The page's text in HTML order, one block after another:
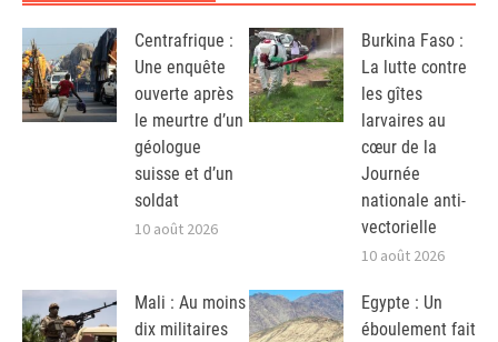
Centrafrique :
Une enquête
ouverte après
le meurtre d’un
géologue
suisse et d’un
soldat
10 août 2026
Burkina Faso :
La lutte contre
les gîtes
larvaires au
cœur de la
Journée
nationale anti-
vectorielle
10 août 2026
Mali : Au moins
dix militaires
Egypte : Un
éboulement fait